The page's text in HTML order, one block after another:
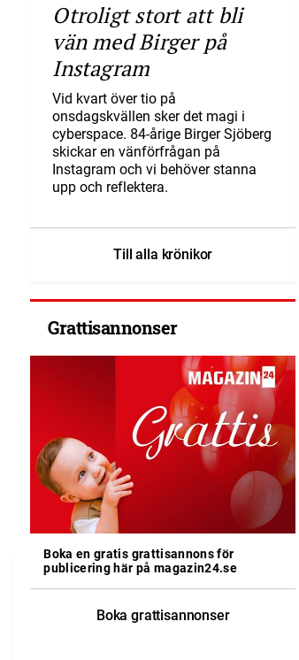
Otroligt stort att bli
vän med Birger på
Instagram
Vid kvart över tio på
onsdagskvällen sker det magi i
cyberspace. 84-årige Birger Sjöberg
skickar en vänförfrågan på
Instagram och vi behöver stanna
upp och reflektera.
Till alla krönikor
Grattisannonser
Boka en gratis grattisannons för
publicering här på magazin24.se
Boka grattisannonser